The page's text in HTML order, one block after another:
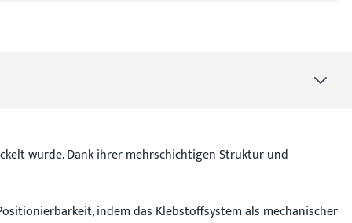
wurde. Dank ihrer mehrschichtigen Struktur und
indem das Klebstoffsystem als mechanischer